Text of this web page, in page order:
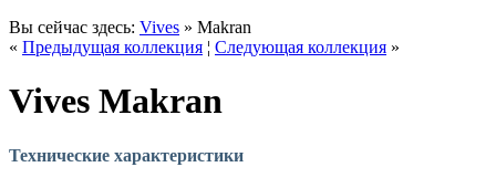
Вы сейчас здесь: Vives » Makran
« Предыдущая коллекция ¦ Следующая коллекция »
Vives Makran
Технические характеристики